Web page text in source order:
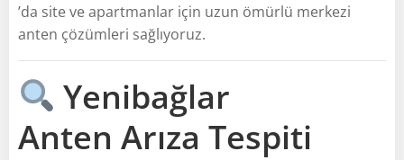
’da site ve apartmanlar için uzun ömürlü merkezi
anten çözümleri sağlıyoruz.
Yenibağlar
Anten Arıza Tespiti